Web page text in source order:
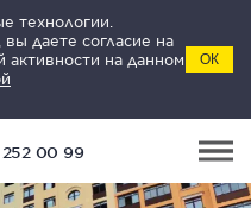
технологии.
даете согласие на
на данном
ОК
00 99